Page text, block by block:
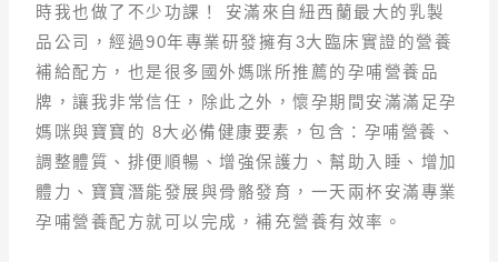
時我也做了不少功課！ 安滿來自紐西蘭最大的乳製
品公司，經過90年專業研發擁有3大臨床實證的營養
補給配方，也是很多國外媽咪所推薦的孕哺營養品
牌，讓我非常信任，除此之外，懷孕期間安滿滿足孕
媽咪與寶寶的 8大必備健康要素，包含：孕哺營養、
調整體質、排便順暢、增強保護力、幫助入睡、增加
體力、寶寶潛能發展與骨骼發育，一天兩杯安滿專業
孕哺營養配方就可以完成，補充營養有效率。